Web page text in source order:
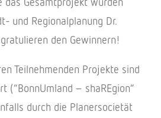
und Regio­nal­pla­nung Dr.
den Gewinnern!
Teil­neh­men­den Projekte sind
(“Bonn­Um­land – shaRE­gion”
durch die Planer­so­cie­tät